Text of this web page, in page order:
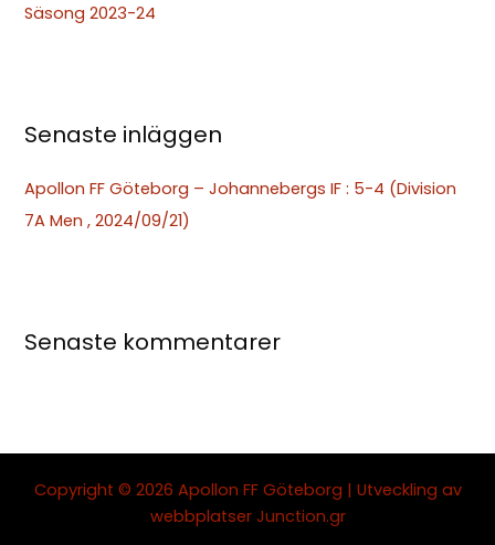
e
Säsong 2023-24
Senaste inläggen
Apollon FF Göteborg – Johannebergs IF : 5-4 (Division
7A Men , 2024/09/21)
Senaste kommentarer
Copyright © 2026 Apollon FF Göteborg | Utveckling av
webbplatser Junction.gr